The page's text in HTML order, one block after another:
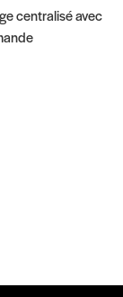
centralisé avec